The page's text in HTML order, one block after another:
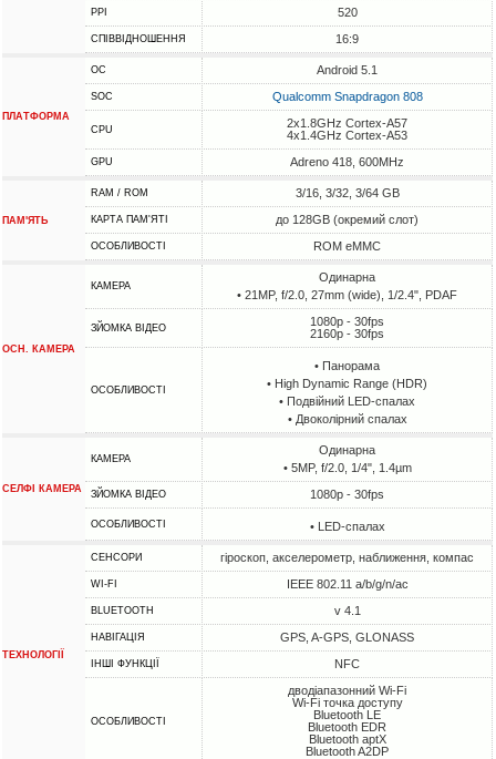
PPI 520
СПІВВІДНОШЕННЯ 16:9
ПЛАТФОРМА
ОС Android 5.1
SOC Qualcomm Snapdragon 808
CPU
2x1.8GHz Cortex-A57
4x1.4GHz Cortex-A53
GPU Adreno 418, 600MHz
ПАМ'ЯТЬ
RAM / ROM 3/16, 3/32, 3/64 GB
КАРТА ПАМ'ЯТІ до 128GB (окремий слот)
ОСОБЛИВОСТІ ROM eMMC
ОСН. КАМЕРА
КАМЕРА
Одинарна
• 21MP, f/2.0, 27mm (wide), 1/2.4", PDAF
ЗЙОМКА ВІДЕО
1080p - 30fps
2160p - 30fps
ОСОБЛИВОСТІ
• Панорама
• High Dynamic Range (HDR)
• Подвійний LED-спалах
• Двоколірний спалах
СЕЛФІ КАМЕРА
КАМЕРА
Одинарна
• 5MP, f/2.0, 1/4", 1.4µm
ЗЙОМКА ВІДЕО 1080p - 30fps
ОСОБЛИВОСТІ • LED-спалах
ТЕХНОЛОГІЇ
СЕНСОРИ гіроскоп, акселерометр, наближення, компас
WI-FI IEEE 802.11 a/b/g/n/ac
BLUETOOTH v 4.1
НАВІГАЦІЯ GPS, A-GPS, GLONASS
ІНШІ ФУНКЦІЇ NFC
ОСОБЛИВОСТІ
дводіапазонний Wi-Fi
Wi-Fi точка доступу
Bluetooth LE
Bluetooth EDR
Bluetooth aptX
Bluetooth A2DP